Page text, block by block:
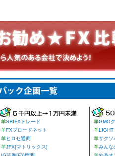
羊SBIFXトレード
羊FXブロードネット
羊ヒロセ通商
羊JFX[マトリックス]
羊GMO
羊LIGHT
羊サクソ
羊みんな